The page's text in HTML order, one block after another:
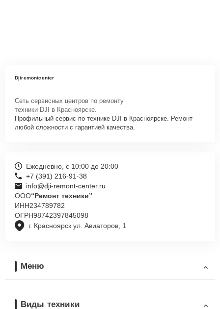
Djiremontcenter
Сеть сервисных центров по ремонту
техники DJI в Красноярске.
Профильный сервис по технике DJI в Красноярске. Ремонт
любой сложности с гарантией качества.
г. Красноярск ул. Авиаторов, 1
Ежедневно, с 10:00 до 20:00
+7 (391) 216-91-38
info@dji-remont-center.ru
ООО“Ремонт техники”
ИНН234789782
ОГРН98742397845098
Меню
Виды техники